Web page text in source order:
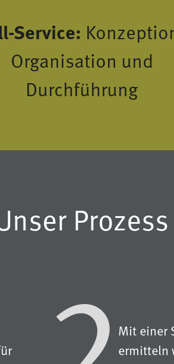
Service:
Organisation und
Durchführung
Prozess
Mit einer
ermitteln